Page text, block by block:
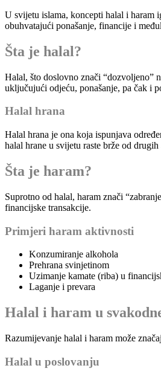
U svijetu islama, koncepti halal i haram
obuhvatajući ponašanje, financije i
Šta je halal?
Halal, što doslovno znači “dozvoljeno”
uključujući odjeću, ponašanje, pa čak i
Halal hrana
Halal hrana je ona koja ispunjava
halal hrane u svijetu raste brže od
Šta je haram?
Suprotno od halal, haram znači
financijske transakcije.
Primjeri haram aktivnosti
Konzumiranje alkohola
Prehrana svinjetinom
Uzimanje kamate (riba) u
Laganje i prevara
Halal i haram u
Razumijevanje halal i haram može
Halal u poslovanju